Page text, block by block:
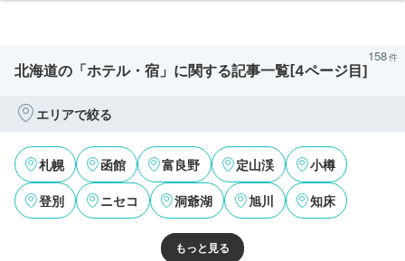
北海道の「ホテル・宿」に関する記事一覧[4ページ目]
158
エリアで絞る
札幌 函館 富良野 定山渓 小樽
登別 ニセコ 洞爺湖 旭川 知床